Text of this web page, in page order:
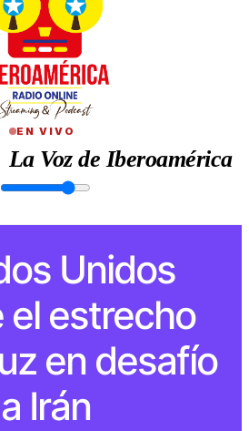
EN VIVO
La Voz de Iberoamérica
Unidos
el estrecho
en desafío
a Irán